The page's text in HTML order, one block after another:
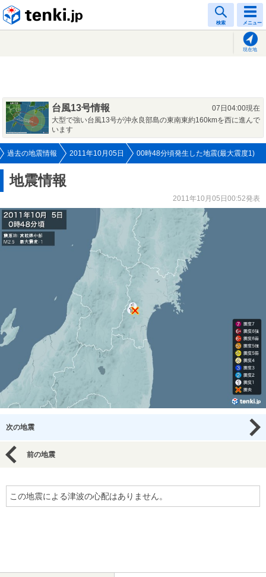
検索 メニュー
現在地
台風13号情報
07日04:00現在
大型で強い台風13号が沖永良部島の東南東約160kmを西に進んで
います
過去の地震情報 2011年10月05日 00時48分頃発生した地震(最大震度1)
地震情報
2011年10月05日00:52発表
次の地震
前の地震
この地震による津波の心配はありません。